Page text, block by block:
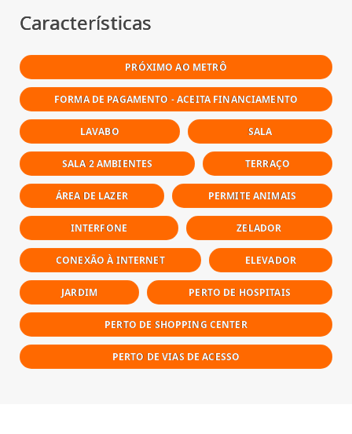
Características
PRÓXIMO AO METRÔ
FORMA DE PAGAMENTO - ACEITA FINANCIAMENTO
LAVABO SALA
SALA 2 AMBIENTES TERRAÇO
ÁREA DE LAZER PERMITE ANIMAIS
INTERFONE ZELADOR
CONEXÃO À INTERNET ELEVADOR
JARDIM PERTO DE HOSPITAIS
PERTO DE SHOPPING CENTER
PERTO DE VIAS DE ACESSO